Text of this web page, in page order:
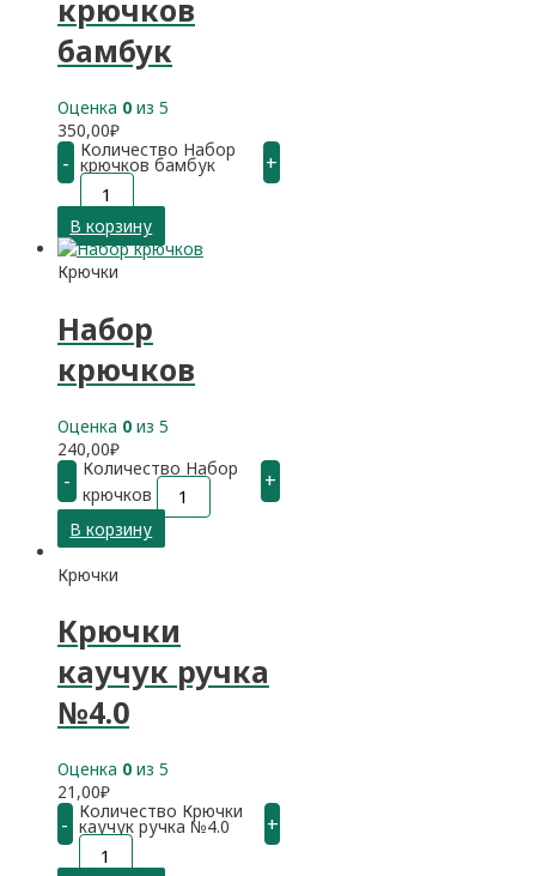
крючков
бамбук
Оценка 0 из 5
350,00₽
- Количество Набор
крючков бамбук +
В корзину
Крючки
Набор
крючков
Оценка 0 из 5
240,00₽
-
Количество Набор
крючков
+
В корзину
Крючки
Крючки
каучук ручка
№4.0
Оценка 0 из 5
21,00₽
- Количество Крючки
каучук ручка №4.0 +